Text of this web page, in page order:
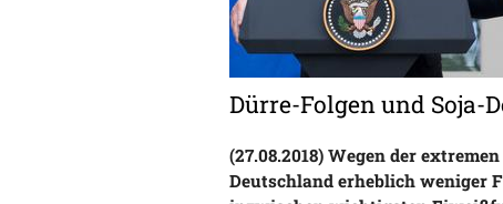
Dürre-Folgen und Soja-
(27.08.2018) Wegen der
Deutschland erheblich weniger